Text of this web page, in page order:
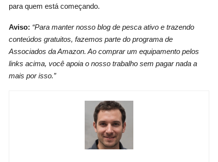
para quem está começando.
Aviso: “Para manter nosso blog de pesca ativo e trazendo
conteúdos gratuitos, fazemos parte do programa de
Associados da Amazon. Ao comprar um equipamento pelos
links acima, você apoia o nosso trabalho sem pagar nada a
mais por isso.”